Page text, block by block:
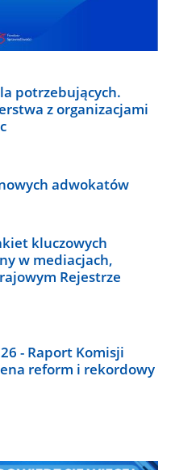
potrzebujących.
z organizacjami
adwokatów
kluczowych
w mediacjach,
Rejestrze
- Raport Komisji
reform i rekordowy